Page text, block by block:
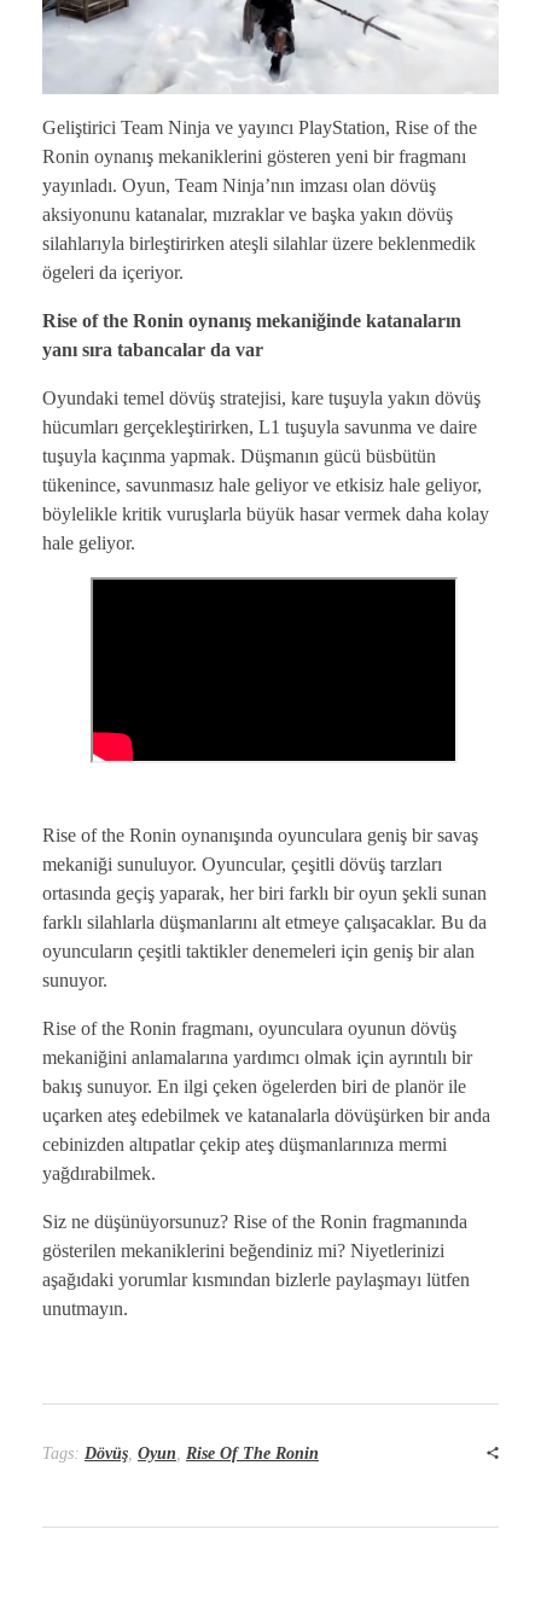
Geliştirici Team Ninja ve yayıncı PlayStation, Rise of the
Ronin oynanış mekaniklerini gösteren yeni bir fragmanı
yayınladı. Oyun, Team Ninja’nın imzası olan dövüş
aksiyonunu katanalar, mızraklar ve başka yakın dövüş
silahlarıyla birleştirirken ateşli silahlar üzere beklenmedik
ögeleri da içeriyor.
Rise of the Ronin oynanış mekaniğinde katanaların
yanı sıra tabancalar da var
Oyundaki temel dövüş stratejisi, kare tuşuyla yakın dövüş
hücumları gerçekleştirirken, L1 tuşuyla savunma ve daire
tuşuyla kaçınma yapmak. Düşmanın gücü büsbütün
tükenince, savunmasız hale geliyor ve etkisiz hale geliyor,
böylelikle kritik vuruşlarla büyük hasar vermek daha kolay
hale geliyor.
Rise of the Ronin oynanışında oyunculara geniş bir savaş
mekaniği sunuluyor. Oyuncular, çeşitli dövüş tarzları
ortasında geçiş yaparak, her biri farklı bir oyun şekli sunan
farklı silahlarla düşmanlarını alt etmeye çalışacaklar. Bu da
oyuncuların çeşitli taktikler denemeleri için geniş bir alan
sunuyor.
Rise of the Ronin fragmanı, oyunculara oyunun dövüş
mekaniğini anlamalarına yardımcı olmak için ayrıntılı bir
bakış sunuyor. En ilgi çeken ögelerden biri de planör ile
uçarken ateş edebilmek ve katanalarla dövüşürken bir anda
cebinizden altıpatlar çekip ateş düşmanlarınıza mermi
yağdırabilmek.
Siz ne düşünüyorsunuz? Rise of the Ronin fragmanında
gösterilen mekaniklerini beğendiniz mi? Niyetlerinizi
aşağıdaki yorumlar kısmından bizlerle paylaşmayı lütfen
unutmayın.
Tags: Dövüş Oyun Rise Of The Ronin